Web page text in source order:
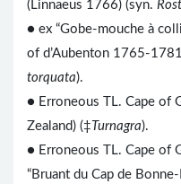
(Linnaeus 1766) (syn.
● ex “Gobe-mouche à
of d’Aubenton 1765-
torquata).
● Erroneous TL. Cape of
Zealand) (‡ Turnagra).
● Erroneous TL. Cape of
“Bruant du Cap de